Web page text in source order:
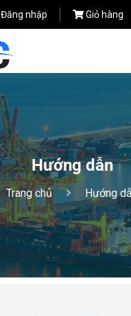
Đăng nhập Giỏ hàng
Hướng dẫn
Trang chủ Hướng